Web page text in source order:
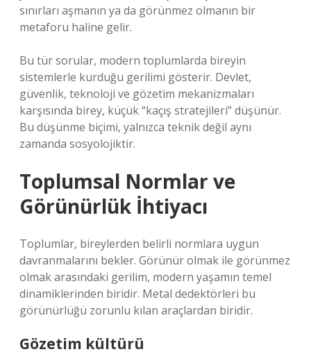
sınırları aşmanın ya da görünmez olmanın bir
metaforu haline gelir.
Bu tür sorular, modern toplumlarda bireyin
sistemlerle kurduğu gerilimi gösterir. Devlet,
güvenlik, teknoloji ve gözetim mekanizmaları
karşısında birey, küçük “kaçış stratejileri” düşünür.
Bu düşünme biçimi, yalnızca teknik değil aynı
zamanda sosyolojiktir.
Toplumsal Normlar ve
Görünürlük İhtiyacı
Toplumlar, bireylerden belirli normlara uygun
davranmalarını bekler. Görünür olmak ile görünmez
olmak arasındaki gerilim, modern yaşamın temel
dinamiklerinden biridir. Metal dedektörleri bu
görünürlüğü zorunlu kılan araçlardan biridir.
Gözetim kültürü